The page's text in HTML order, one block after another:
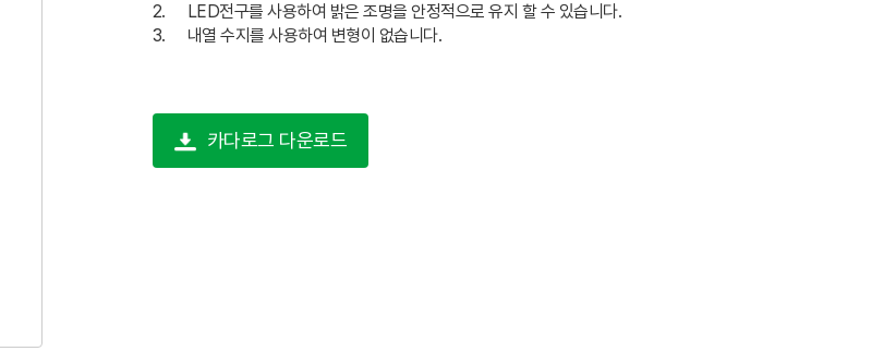
2.
LED전구를 사용하여 밝은 조명을 안정적으로 유지 할 수 있습니다.
3.
내열 수지를 사용하여 변형이 없습니다.
카다로그 다운로드